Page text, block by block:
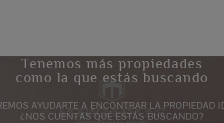
Tenemos más propiedades
como la que estás buscando
AYUDARTE A ENCONTRAR LA PROPIEDAD
¿NOS CUENTAS QUÉ ESTÁS BUSCANDO?